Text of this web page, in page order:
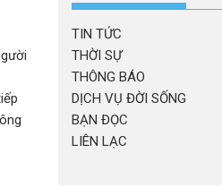
TIN TỨC
THỜI SỰ
THÔNG BÁO
DỊCH VỤ ĐỜI SỐNG
BẠN ĐỌC
LIÊN LẠC